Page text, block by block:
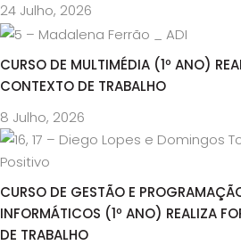
24 Julho, 2026
CURSO DE MULTIMÉDIA (1º ANO)
CONTEXTO DE TRABALHO
8 Julho, 2026
CURSO DE GESTÃO E
INFORMÁTICOS (1º ANO) REALIZA
DE TRABALHO